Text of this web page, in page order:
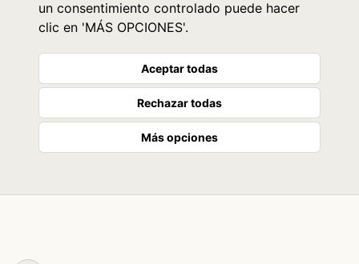
un consentimiento controlado puede hacer
clic en 'MÁS OPCIONES'.
Aceptar todas
Rechazar todas
Más opciones